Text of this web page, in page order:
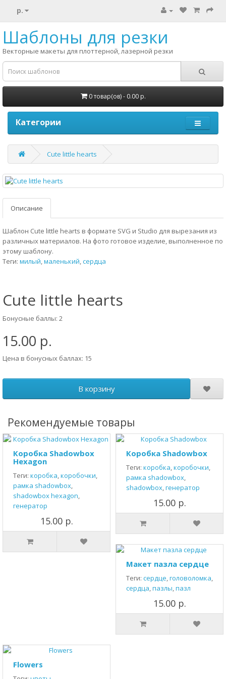
р.
Шаблоны для резки
Векторные макеты для плоттерной, лазерной резки
0 товар(ов) - 0.00 р.
Категории
Cute little hearts
Описание
Шаблон Cute little hearts в формате SVG и Studio для вырезания из
различных материалов. На фото готовое изделие, выполненное по
этому шаблону.
Теги: милый,маленький,сердца
Cute little hearts
Бонусные баллы: 2
15.00 р.
Цена в бонусных баллах: 15
В корзину
Рекомендуемые товары
Коробка Shadowbox
Hexagon
Теги: коробка,коробочки,
рамка shadowbox,
shadowbox hexagon,
генератор
15.00 р.
Коробка Shadowbox
Теги: коробка,коробочки,
рамка shadowbox,
shadowbox,генератор
15.00 р.
Макет пазла сердце
Теги: сердце,головоломка,
сердца,пазлы,пазл
15.00 р.
Flowers